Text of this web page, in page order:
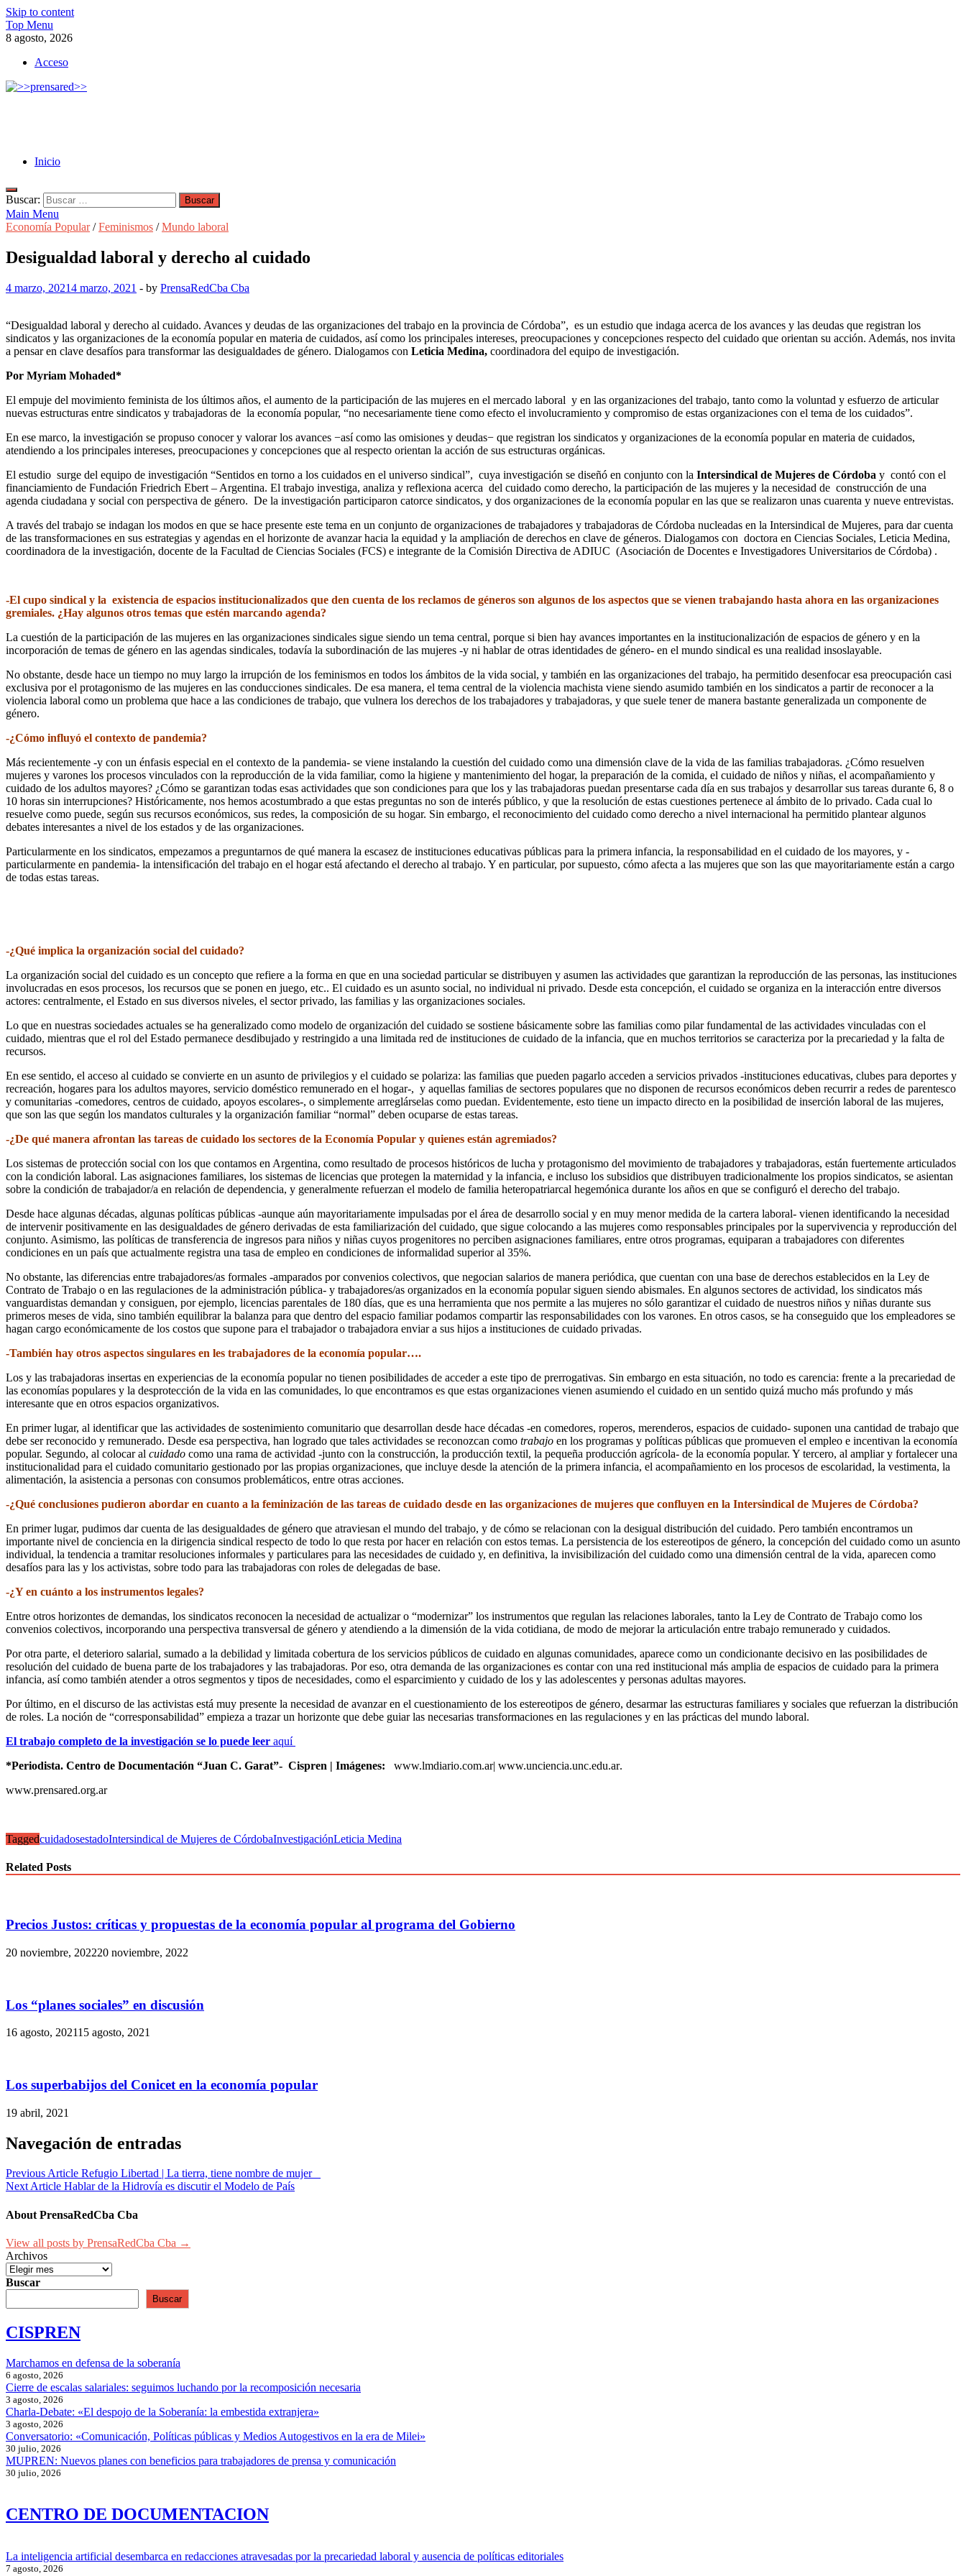
Skip to content
Top Menu
8 agosto, 2026
Acceso
Inicio
Buscar:
Main Menu
Economía Popular/Feminismos /Mundo laboral
Desigualdad laboral y derecho al cuidado
4 marzo, 20214 marzo, 2021 - by PrensaRedCba Cba
“Desigualdad laboral y derecho al cuidado. Avances y deudas de las organizaciones del trabajo en la provincia de Córdoba”, es un estudio que indaga acerca de los avances y las deudas que registran los
sindicatos y las organizaciones de la economía popular en materia de cuidados, así como los principales intereses, preocupaciones y concepciones respecto del cuidado que orientan su acción. Además, nos invita
a pensar en clave desafíos para transformar las desigualdades de género. Dialogamos con Leticia Medina, coordinadora del equipo de investigación.
Por Myriam Mohaded*
El empuje del movimiento feminista de los últimos años, el aumento de la participación de las mujeres en el mercado laboral y en las organizaciones del trabajo, tanto como la voluntad y esfuerzo de articular
nuevas estructuras entre sindicatos y trabajadoras de la economía popular, “no necesariamente tiene como efecto el involucramiento y compromiso de estas organizaciones con el tema de los cuidados”.
En ese marco, la investigación se propuso conocer y valorar los avances −así como las omisiones y deudas− que registran los sindicatos y organizaciones de la economía popular en materia de cuidados,
atendiendo a los principales intereses, preocupaciones y concepciones que al respecto orientan la acción de sus estructuras orgánicas.
El estudio surge del equipo de investigación “Sentidos en torno a los cuidados en el universo sindical”, cuya investigación se diseñó en conjunto con la Intersindical de Mujeres de Córdoba y contó con el
financiamiento de Fundación Friedrich Ebert – Argentina. El trabajo investiga, analiza y reflexiona acerca del cuidado como derecho, la participación de las mujeres y la necesidad de construcción de una
agenda ciudadana y social con perspectiva de género. De la investigación participaron catorce sindicatos, y dos organizaciones de la economía popular en las que se realizaron unas cuarenta y nueve entrevistas.
A través del trabajo se indagan los modos en que se hace presente este tema en un conjunto de organizaciones de trabajadores y trabajadoras de Córdoba nucleadas en la Intersindical de Mujeres, para dar cuenta
de las transformaciones en sus estrategias y agendas en el horizonte de avanzar hacia la equidad y la ampliación de derechos en clave de géneros. Dialogamos con doctora en Ciencias Sociales, Leticia Medina,
coordinadora de la investigación, docente de la Facultad de Ciencias Sociales (FCS) e integrante de la Comisión Directiva de ADIUC (Asociación de Docentes e Investigadores Universitarios de Córdoba) .
-El cupo sindical y la existencia de espacios institucionalizados que den cuenta de los reclamos de géneros son algunos de los aspectos que se vienen trabajando hasta ahora en las organizaciones
gremiales. ¿Hay algunos otros temas que estén marcando agenda?
La cuestión de la participación de las mujeres en las organizaciones sindicales sigue siendo un tema central, porque si bien hay avances importantes en la institucionalización de espacios de género y en la
incorporación de temas de género en las agendas sindicales, todavía la subordinación de las mujeres -y ni hablar de otras identidades de género- en el mundo sindical es una realidad insoslayable.
No obstante, desde hace un tiempo no muy largo la irrupción de los feminismos en todos los ámbitos de la vida social, y también en las organizaciones del trabajo, ha permitido desenfocar esa preocupación casi
exclusiva por el protagonismo de las mujeres en las conducciones sindicales. De esa manera, el tema central de la violencia machista viene siendo asumido también en los sindicatos a partir de reconocer a la
violencia laboral como un problema que hace a las condiciones de trabajo, que vulnera los derechos de los trabajadores y trabajadoras, y que suele tener de manera bastante generalizada un componente de
género.
-¿Cómo influyó el contexto de pandemia?
Más recientemente -y con un énfasis especial en el contexto de la pandemia- se viene instalando la cuestión del cuidado como una dimensión clave de la vida de las familias trabajadoras. ¿Cómo resuelven
mujeres y varones los procesos vinculados con la reproducción de la vida familiar, como la higiene y mantenimiento del hogar, la preparación de la comida, el cuidado de niños y niñas, el acompañamiento y
cuidado de los adultos mayores? ¿Cómo se garantizan todas esas actividades que son condiciones para que los y las trabajadoras puedan presentarse cada día en sus trabajos y desarrollar sus tareas durante 6, 8 o
10 horas sin interrupciones? Históricamente, nos hemos acostumbrado a que estas preguntas no son de interés público, y que la resolución de estas cuestiones pertenece al ámbito de lo privado. Cada cual lo
resuelve como puede, según sus recursos económicos, sus redes, la composición de su hogar. Sin embargo, el reconocimiento del cuidado como derecho a nivel internacional ha permitido plantear algunos
debates interesantes a nivel de los estados y de las organizaciones.
Particularmente en los sindicatos, empezamos a preguntarnos de qué manera la escasez de instituciones educativas públicas para la primera infancia, la responsabilidad en el cuidado de los mayores, y -
particularmente en pandemia- la intensificación del trabajo en el hogar está afectando el derecho al trabajo. Y en particular, por supuesto, cómo afecta a las mujeres que son las que mayoritariamente están a cargo
de todas estas tareas.
-¿Qué implica la organización social del cuidado?
La organización social del cuidado es un concepto que refiere a la forma en que en una sociedad particular se distribuyen y asumen las actividades que garantizan la reproducción de las personas, las instituciones
involucradas en esos procesos, los recursos que se ponen en juego, etc.. El cuidado es un asunto social, no individual ni privado. Desde esta concepción, el cuidado se organiza en la interacción entre diversos
actores: centralmente, el Estado en sus diversos niveles, el sector privado, las familias y las organizaciones sociales.
Lo que en nuestras sociedades actuales se ha generalizado como modelo de organización del cuidado se sostiene básicamente sobre las familias como pilar fundamental de las actividades vinculadas con el
cuidado, mientras que el rol del Estado permanece desdibujado y restringido a una limitada red de instituciones de cuidado de la infancia, que en muchos territorios se caracteriza por la precariedad y la falta de
recursos.
En ese sentido, el acceso al cuidado se convierte en un asunto de privilegios y el cuidado se polariza: las familias que pueden pagarlo acceden a servicios privados -instituciones educativas, clubes para deportes y
recreación, hogares para los adultos mayores, servicio doméstico remunerado en el hogar-, y aquellas familias de sectores populares que no disponen de recursos económicos deben recurrir a redes de parentesco
y comunitarias -comedores, centros de cuidado, apoyos escolares-, o simplemente arreglárselas como puedan. Evidentemente, esto tiene un impacto directo en la posibilidad de inserción laboral de las mujeres,
que son las que según los mandatos culturales y la organización familiar “normal” deben ocuparse de estas tareas.
-¿De qué manera afrontan las tareas de cuidado los sectores de la Economía Popular y quienes están agremiados?
Los sistemas de protección social con los que contamos en Argentina, como resultado de procesos históricos de lucha y protagonismo del movimiento de trabajadores y trabajadoras, están fuertemente articulados
con la condición laboral. Las asignaciones familiares, los sistemas de licencias que protegen la maternidad y la infancia, e incluso los subsidios que distribuyen tradicionalmente los propios sindicatos, se asientan
sobre la condición de trabajador/a en relación de dependencia, y generalmente refuerzan el modelo de familia heteropatriarcal hegemónica durante los años en que se configuró el derecho del trabajo.
Desde hace algunas décadas, algunas políticas públicas -aunque aún mayoritariamente impulsadas por el área de desarrollo social y en muy menor medida de la cartera laboral- vienen identificando la necesidad
de intervenir positivamente en las desigualdades de género derivadas de esta familiarización del cuidado, que sigue colocando a las mujeres como responsables principales por la supervivencia y reproducción del
conjunto. Asimismo, las políticas de transferencia de ingresos para niños y niñas cuyos progenitores no perciben asignaciones familiares, entre otros programas, equiparan a trabajadores con diferentes
condiciones en un país que actualmente registra una tasa de empleo en condiciones de informalidad superior al 35%.
No obstante, las diferencias entre trabajadores/as formales -amparados por convenios colectivos, que negocian salarios de manera periódica, que cuentan con una base de derechos establecidos en la Ley de
Contrato de Trabajo o en las regulaciones de la administración pública- y trabajadores/as organizados en la economía popular siguen siendo abismales. En algunos sectores de actividad, los sindicatos más
vanguardistas demandan y consiguen, por ejemplo, licencias parentales de 180 días, que es una herramienta que nos permite a las mujeres no sólo garantizar el cuidado de nuestros niños y niñas durante sus
primeros meses de vida, sino también equilibrar la balanza para que dentro del espacio familiar podamos compartir las responsabilidades con los varones. En otros casos, se ha conseguido que los empleadores se
hagan cargo económicamente de los costos que supone para el trabajador o trabajadora enviar a sus hijos a instituciones de cuidado privadas.
-También hay otros aspectos singulares en les trabajadores de la economía popular….
Los y las trabajadoras insertas en experiencias de la economía popular no tienen posibilidades de acceder a este tipo de prerrogativas. Sin embargo en esta situación, no todo es carencia: frente a la precariedad de
las economías populares y la desprotección de la vida en las comunidades, lo que encontramos es que estas organizaciones vienen asumiendo el cuidado en un sentido quizá mucho más profundo y más
interesante que en otros espacios organizativos.
En primer lugar, al identificar que las actividades de sostenimiento comunitario que desarrollan desde hace décadas -en comedores, roperos, merenderos, espacios de cuidado- suponen una cantidad de trabajo que
debe ser reconocido y remunerado. Desde esa perspectiva, han logrado que tales actividades se reconozcan como trabajo en los programas y políticas públicas que promueven el empleo e incentivan la economía
popular. Segundo, al colocar al cuidado como una rama de actividad -junto con la construcción, la producción textil, la pequeña producción agrícola- de la economía popular. Y tercero, al ampliar y fortalecer una
institucionalidad para el cuidado comunitario gestionado por las propias organizaciones, que incluye desde la atención de la primera infancia, el acompañamiento en los procesos de escolaridad, la vestimenta, la
alimentación, la asistencia a personas con consumos problemáticos, entre otras acciones.
-¿Qué conclusiones pudieron abordar en cuanto a la feminización de las tareas de cuidado desde en las organizaciones de mujeres que confluyen en la Intersindical de Mujeres de Córdoba?
En primer lugar, pudimos dar cuenta de las desigualdades de género que atraviesan el mundo del trabajo, y de cómo se relacionan con la desigual distribución del cuidado. Pero también encontramos un
importante nivel de conciencia en la dirigencia sindical respecto de todo lo que resta por hacer en relación con estos temas. La persistencia de los estereotipos de género, la concepción del cuidado como un asunto
individual, la tendencia a tramitar resoluciones informales y particulares para las necesidades de cuidado y, en definitiva, la invisibilización del cuidado como una dimensión central de la vida, aparecen como
desafíos para las y los activistas, sobre todo para las trabajadoras con roles de delegadas de base.
-¿Y en cuánto a los instrumentos legales?
Entre otros horizontes de demandas, los sindicatos reconocen la necesidad de actualizar o “modernizar” los instrumentos que regulan las relaciones laborales, tanto la Ley de Contrato de Trabajo como los
convenios colectivos, incorporando una perspectiva transversal de género y atendiendo a la dimensión de la vida cotidiana, de modo de mejorar la articulación entre trabajo remunerado y cuidados.
Por otra parte, el deterioro salarial, sumado a la debilidad y limitada cobertura de los servicios públicos de cuidado en algunas comunidades, aparece como un condicionante decisivo en las posibilidades de
resolución del cuidado de buena parte de los trabajadores y las trabajadoras. Por eso, otra demanda de las organizaciones es contar con una red institucional más amplia de espacios de cuidado para la primera
infancia, así como también atender a otros segmentos y tipos de necesidades, como el esparcimiento y cuidado de los y las adolescentes y personas adultas mayores.
Por último, en el discurso de las activistas está muy presente la necesidad de avanzar en el cuestionamiento de los estereotipos de género, desarmar las estructuras familiares y sociales que refuerzan la distribución
de roles. La noción de “corresponsabilidad” empieza a trazar un horizonte que debe guiar las necesarias transformaciones en las regulaciones y en las prácticas del mundo laboral.
El trabajo completo de la investigación se lo puede leer aquí
*Periodista. Centro de Documentación “Juan C. Garat”- Cispren | Imágenes: www.lmdiario.com.ar| www.unciencia.unc.edu.ar.
www.prensared.org.ar
TaggedcuidadosestadoIntersindical de Mujeres de CórdobaInvestigaciónLeticia Medina
Related Posts
Precios Justos: críticas y propuestas de la economía popular al programa del Gobierno
20 noviembre, 202220 noviembre, 2022
Los “planes sociales” en discusión
16 agosto, 202115 agosto, 2021
Los superbabijos del Conicet en la economía popular
19 abril, 2021
Navegación de entradas
Previous Article Refugio Libertad | La tierra, tiene nombre de mujer
Next Article Hablar de la Hidrovía es discutir el Modelo de País
About PrensaRedCba Cba
View all posts by PrensaRedCba Cba →
Archivos
Buscar
Buscar
CISPREN
Marchamos en defensa de la soberanía
6 agosto, 2026
Cierre de escalas salariales: seguimos luchando por la recomposición necesaria
3 agosto, 2026
Charla-Debate: «El despojo de la Soberanía: la embestida extranjera»
3 agosto, 2026
Conversatorio: «Comunicación, Políticas públicas y Medios Autogestivos en la era de Milei»
30 julio, 2026
MUPREN: Nuevos planes con beneficios para trabajadores de prensa y comunicación
30 julio, 2026
CENTRO DE DOCUMENTACION
La inteligencia artificial desembarca en redacciones atravesadas por la precariedad laboral y ausencia de políticas editoriales
7 agosto, 2026